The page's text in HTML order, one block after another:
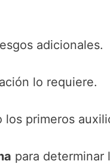
adicionales.
lo requiere.
primeros
para determinar